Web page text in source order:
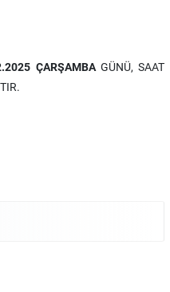
ÇARŞAMBAGÜNÜ, SAAT